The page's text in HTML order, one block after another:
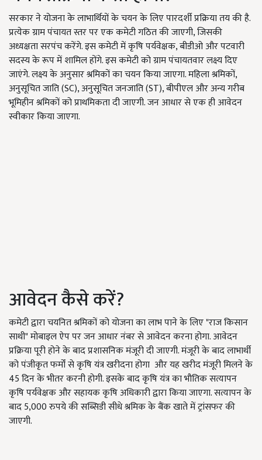
सरकार ने योजना के लाभार्थियों के चयन के लिए पारदर्शी प्रक्रिया तय की है.
प्रत्येक ग्राम पंचायत स्तर पर एक कमेटी गठित की जाएगी, जिसकी
अध्यक्षता सरपंच करेंगे. इस कमेटी में कृषि पर्यवेक्षक, बीडीओ और पटवारी
सदस्य के रूप में शामिल होंगे. इस कमेटी को ग्राम पंचायतवार लक्ष्य दिए
जाएंगे. लक्ष्य के अनुसार श्रमिकों का चयन किया जाएगा. महिला श्रमिकों,
अनुसूचित जाति (SC), अनुसूचित जनजाति (ST), बीपीएल और अन्य गरीब
भूमिहीन श्रमिकों को प्राथमिकता दी जाएगी. जन आधार से एक ही आवेदन
स्वीकार किया जाएगा.
आवेदन कैसे करें?
कमेटी द्वारा चयनित श्रमिकों को योजना का लाभ पाने के लिए "राज किसान
साथी" मोबाइल ऐप पर जन आधार नंबर से आवेदन करना होगा. आवेदन
प्रक्रिया पूरी होने के बाद प्रशासनिक मंजूरी दी जाएगी. मंजूरी के बाद लाभार्थी
को पंजीकृत फर्मों से कृषि यंत्र खरीदना होगा और यह खरीद मंजूरी मिलने के
45 दिन के भीतर करनी होगी. इसके बाद कृषि यंत्र का भौतिक सत्यापन
कृषि पर्यवेक्षक और सहायक कृषि अधिकारी द्वारा किया जाएगा. सत्यापन के
बाद 5,000 रुपये की सब्सिडी सीधे श्रमिक के बैंक खाते में ट्रांसफर की
जाएगी.